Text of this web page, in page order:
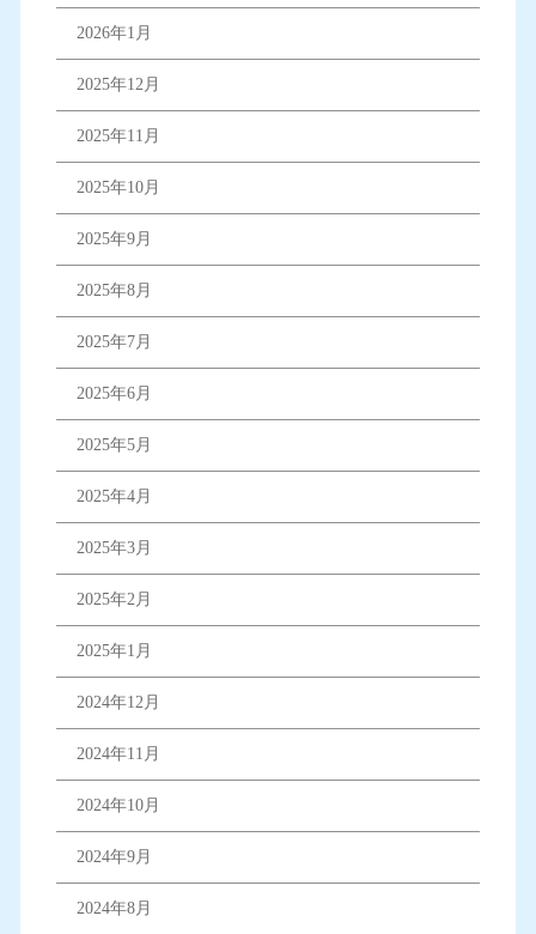
2026年1月
2025年12月
2025年11月
2025年10月
2025年9月
2025年8月
2025年7月
2025年6月
2025年5月
2025年4月
2025年3月
2025年2月
2025年1月
2024年12月
2024年11月
2024年10月
2024年9月
2024年8月